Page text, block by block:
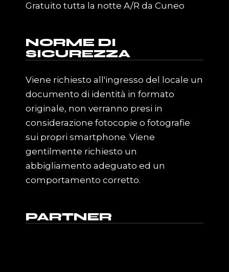
Gratuito tutta la notte A/R da Cuneo
NORME DI
SICUREZZA
Viene richiesto all'ingresso del locale un
documento di identità in formato
originale, non verranno presi in
considerazione fotocopie o fotografie
sui propri smartphone. Viene
gentilmente richiesto un
abbigliamento adeguato ed un
comportamento corretto.
PARTNER